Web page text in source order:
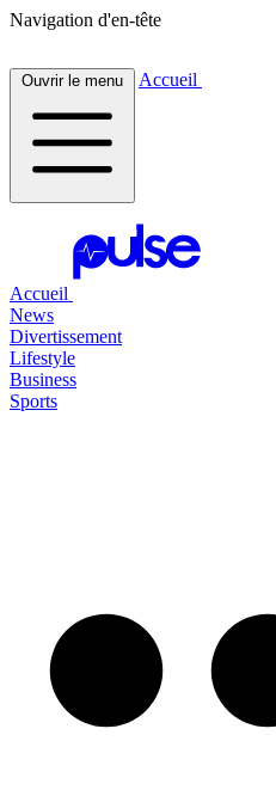
Navigation d'en-tête
Ouvrir le menu Accueil
Accueil
News
Divertissement
Lifestyle
Business
Sports